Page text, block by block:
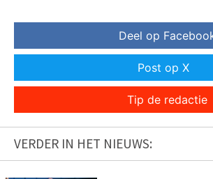
Deel op
Post op X
Tip de redactie
VERDER IN HET NIEUWS: